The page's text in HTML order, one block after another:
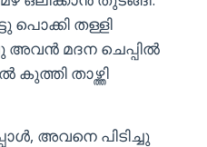
പൊക്കി തള്ളി
മദന ചെപ്പിൽ
താഴ്ത്തി
അവനെ പിടിച്ചു